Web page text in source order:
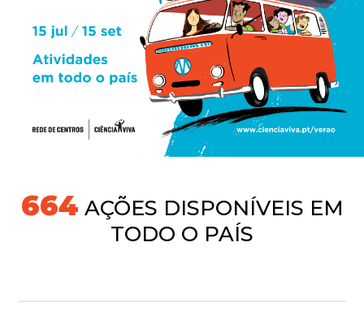
691AÇÕES DISPONÍVEIS EM
TODO O PAÍS